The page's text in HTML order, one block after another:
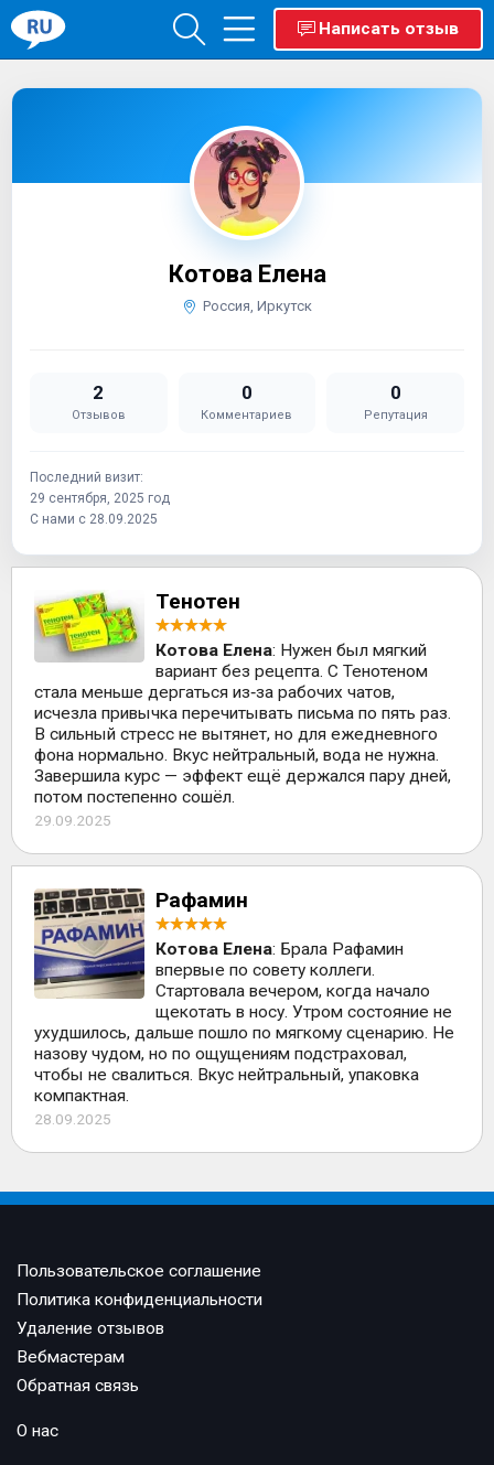
Написать отзыв
Котова Елена
Россия, Иркутск
2
Отзывов
0
Комментариев
0
Репутация
Последний визит:
29 сентября, 2025 год
С нами с 28.09.2025
Тенотен
Котова Елена: Нужен был мягкий
вариант без рецепта. С Тенотеном
стала меньше дергаться из‑за рабочих чатов,
исчезла привычка перечитывать письма по пять раз.
В сильный стресс не вытянет, но для ежедневного
фона нормально. Вкус нейтральный, вода не нужна.
Завершила курс — эффект ещё держался пару дней,
потом постепенно сошёл.
29.09.2025
Рафамин
Котова Елена: Брала Рафамин
впервые по совету коллеги.
Стартовала вечером, когда начало
щекотать в носу. Утром состояние не
ухудшилось, дальше пошло по мягкому сценарию. Не
назову чудом, но по ощущениям подстраховал,
чтобы не свалиться. Вкус нейтральный, упаковка
компактная.
28.09.2025
Пользовательское соглашение
Политика конфиденциальности
Удаление отзывов
Вебмастерам
Обратная связь
О нас